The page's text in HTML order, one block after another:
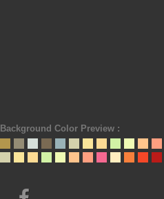
Background Color Preview :